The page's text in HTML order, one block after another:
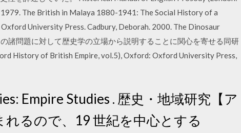
The British in Malaya 1880-1941: The Social History of a
University Press. Cadbury, Deborah. 2000. The Dinosaur
諸問題に対して歴史学の立場から説明することに関心を寄せる同研
History of British Empire, vol.5), Oxford: Oxford University Press,
Empire Studies . 歴史・地域研究【ア
るので、19 世紀を中心とする